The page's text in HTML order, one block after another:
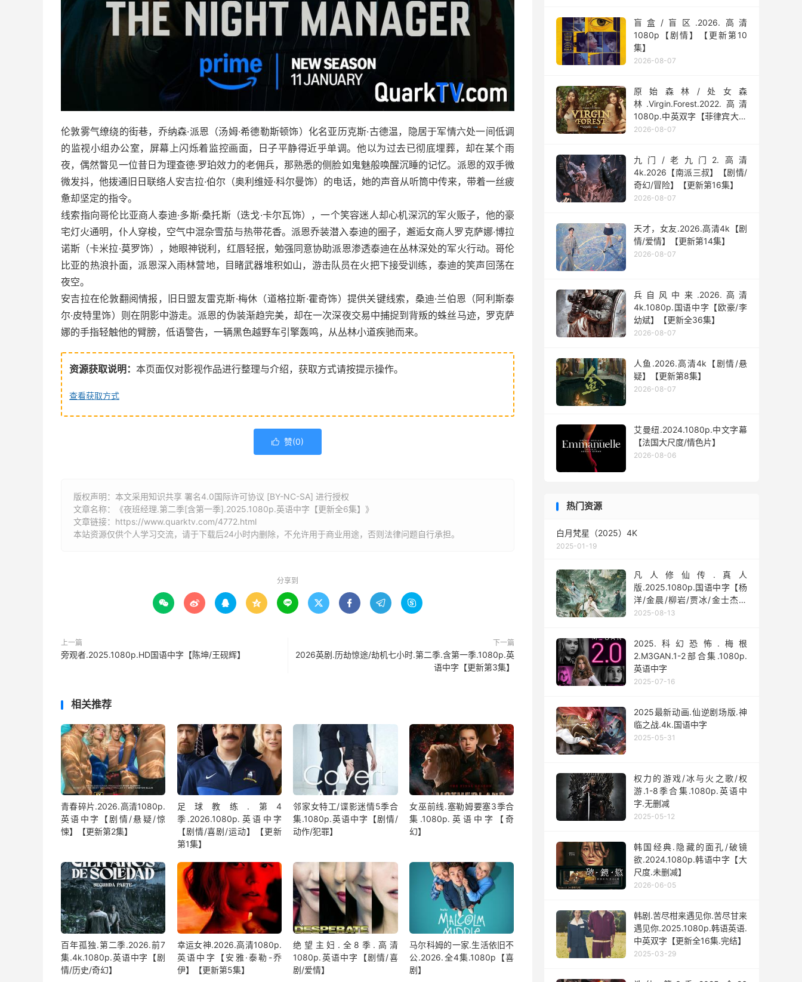
伦敦雾气缭绕的街巷，乔纳森·派恩（汤姆·希德勒斯顿饰）化名亚历克斯·古德温，隐居于军情六处一间低调
的监视小组办公室，屏幕上闪烁着监控画面，日子平静得近乎单调。他以为过去已彻底埋葬，却在某个雨
夜，偶然瞥见一位昔日为理查德·罗珀效力的老佣兵，那熟悉的侧脸如鬼魅般唤醒沉睡的记忆。派恩的双手微
微发抖，他拨通旧日联络人安吉拉·伯尔（奥利维娅·科尔曼饰）的电话，她的声音从听筒中传来，带着一丝疲
惫却坚定的指令。
线索指向哥伦比亚商人泰迪·多斯·桑托斯（迭戈·卡尔瓦饰），一个笑容迷人却心机深沉的军火贩子，他的豪
宅灯火通明，仆人穿梭，空气中混杂雪茄与热带花香。派恩乔装潜入泰迪的圈子，邂逅女商人罗克萨娜·博拉
诺斯（卡米拉·莫罗饰），她眼神锐利，红唇轻抿，勉强同意协助派恩渗透泰迪在丛林深处的军火行动。哥伦
比亚的热浪扑面，派恩深入雨林营地，目睹武器堆积如山，游击队员在火把下接受训练，泰迪的笑声回荡在
夜空。
安吉拉在伦敦翻阅情报，旧日盟友雷克斯·梅休（道格拉斯·霍奇饰）提供关键线索，桑迪·兰伯恩（阿利斯泰
尔·皮特里饰）则在阴影中游走。派恩的伪装渐趋完美，却在一次深夜交易中捕捉到背叛的蛛丝马迹，罗克萨
娜的手指轻触他的臂膀，低语警告，一辆黑色越野车引擎轰鸣，从丛林小道疾驰而来。
资源获取说明： 本页面仅对影视作品进行整理与介绍，获取方式请按提示操作。
查看获取方式
 赞(0)
版权声明：本文采用知识共享 署名4.0国际许可协议 [BY-NC-SA] 进行授权
文章名称：《夜班经理.第二季[含第一季].2025.1080p.英语中字【更新全6集】》
文章链接： https://www.quarktv.com/4772.html
本站资源仅供个人学习交流，请于下载后24小时内删除，不允许用于商业用途，否则法律问题自行承担。
分享到
        
上一篇
旁观者.2025.1080p.HD国语中字【陈坤/王砚辉】
下一篇
2026英剧.历劫惊途/劫机七小时.第二季.含第一季.1080p.英
语中字【更新第3集】
相关推荐
青春碎片.2026.高清1080p.
英语中字【剧情/悬疑/惊
悚】【更新第2集】
足球教练.第4
季.2026.1080p.英语中字
【剧情/喜剧/运动】【更新
第1集】
邻家女特工/谍影迷情5季合
集.1080p.英语中字【剧情/
动作/犯罪】
女巫前线.塞勒姆要塞3季合
集.1080p.英语中字【奇
幻】
百年孤独.第二季.2026.前7
集.4k.1080p.英语中字【剧
情/历史/奇幻】
幸运女神.2026.高清1080p.
英语中字【安雅·泰勒-乔
伊】【更新第5集】
绝望主妇.全8季.高清
1080p.英语中字【剧情/喜
剧/爱情】
马尔科姆的一家.生活依旧不
公.2026.全4集.1080p【喜
剧】
盲盒/盲区.2026.高清
1080p【剧情】【更新第10
集】
2026-08-07
原始森林/处女森
林.Virgin.Forest.2022.高清
1080p.中英双字【菲律宾大尺
度】
2026-08-07
九门/老九门2.高清
4k.2026【南派三叔】【剧情/
奇幻/冒险】【更新第16集】
2026-08-07
天才，女友.2026.高清4k【剧
情/爱情】【更新第14集】
2026-08-07
兵自风中来‎.2026.高清
4k.1080p.国语中字【欧豪/李
幼斌】【更新全36集】
2026-08-07
人鱼.2026.高清4k【剧情/悬
疑】【更新第8集】
2026-08-07
艾曼纽.2024.1080p.中文字幕
【法国大尺度/情色片】
2026-08-06
热门资源
白月梵星（2025）4K
2025-01-19
凡人修仙传.真人
版.2025.1080p.国语中字【杨
洋/金晨/柳岩/贾冰/金士杰】
【全30集】
2025-08-13
2025.科幻恐怖.梅根
2.M3GAN.1-2部合集.1080p.
英语中字
2025-07-16
2025最新动画.仙逆剧场版.神
临之战.4k.国语中字
2025-05-31
权力的游戏/冰与火之歌/权
游.1-8季合集.1080p.英语中
字.无删减
2025-05-12
韩国经典.隐藏的面孔/破镜
欲.2024.1080p.韩语中字【大
尺度.未删减】
2026-06-05
韩剧.苦尽柑来遇见你.苦尽甘来
遇见你.2025.1080p.韩语英语.
中英双字【更新全16集.完结】
2025-03-29